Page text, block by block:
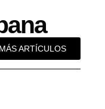
ARTÍCULOS